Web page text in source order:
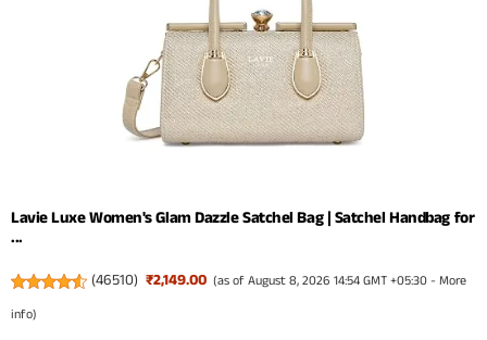
Lavie Luxe Women's Glam Dazzle Satchel Bag | Satchel Handbag for
...
(46510) ₹2,149.00 (as of August 8, 2026 14:54 GMT +05:30 -More
info)